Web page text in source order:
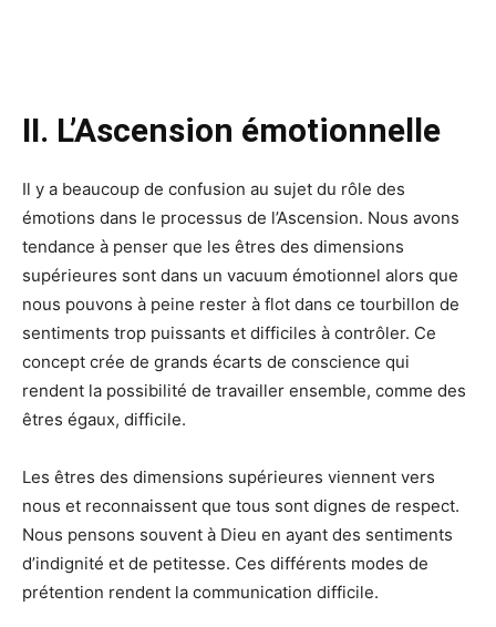
II. L’Ascension émotionnelle
Il y a beaucoup de confusion au sujet du rôle des
émotions dans le processus de l’Ascension. Nous avons
tendance à penser que les êtres des dimensions
supérieures sont dans un vacuum émotionnel alors que
nous pouvons à peine rester à flot dans ce tourbillon de
sentiments trop puissants et difficiles à contrôler. Ce
concept crée de grands écarts de conscience qui
rendent la possibilité de travailler ensemble, comme des
êtres égaux, difficile.
Les êtres des dimensions supérieures viennent vers
nous et reconnaissent que tous sont dignes de respect.
Nous pensons souvent à Dieu en ayant des sentiments
d’indignité et de petitesse. Ces différents modes de
prétention rendent la communication difficile.